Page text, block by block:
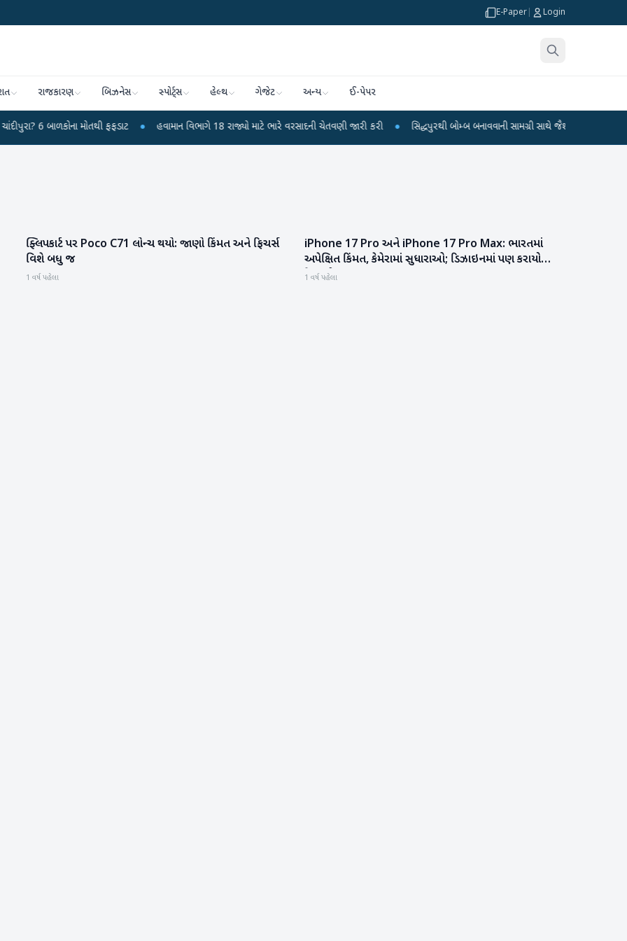
E-Paper Login
રાજકારણ બિઝનેસ સ્પોર્ટ્સ હેલ્થ ગેજેટ અન્ય ઈ-પેપર
મોતથી ફફડાટ ● હવામાન વિભાગે 18 રાજ્યો માટે ભારે વરસાદની ચેતવણી જારી કરી ● સિદ્ધપુરથી બોમ્બ બનાવવાની સામગ્રી સાથે જૈશના 5 શંકાસ્પદ આતંકી
સાયન્સ & ટેકનોલોજી
ફ્લિપકાર્ટ પર Poco C71 લોન્ચ થયો: જાણો કિંમત અને ફિચર્સ
વિશે બધુ જ
1 વર્ષ પહેલા
ગેજેટ
iPhone 17 Pro અને iPhone 17 Pro Max: ભારતમાં
અપેક્ષિત કિંમત, કેમેરામાં સુધારાઓ; ડિઝાઇનમાં પણ કરાયો
ફેરફારો
1 વર્ષ પહેલા